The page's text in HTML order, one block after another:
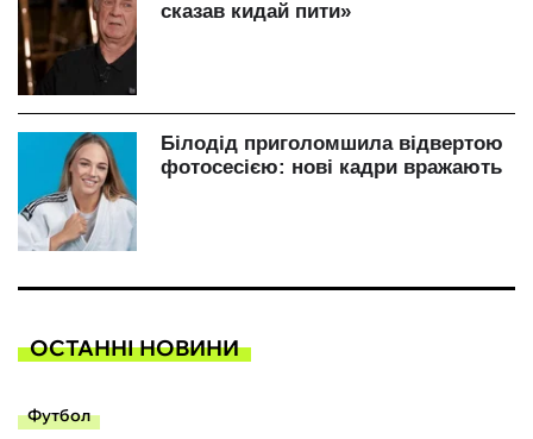
ОСТАННІ НОВИНИ
Футбол